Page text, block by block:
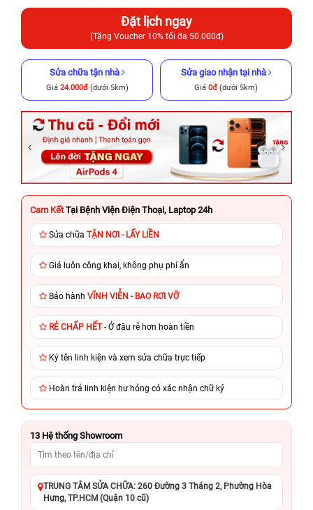
Đặt lịch ngay
(Tặng Voucher 10% tối đa 50.000đ)
Sửa chữa tận nhà
Giá 24.000đ(dưới 5km)
Sửa giao nhận tại nhà
Giá 0đ (dưới 5km)
Cam Kết Tại Bệnh Viện Điện Thoại, Laptop 24h
Sửa chữa TẬN NƠI - LẤY LIỀN
Giá luôn công khai, không phụ phí ẩn
Bảo hành VĨNH VIỄN - BAO RƠI VỠ
RẺ CHẤP HẾT- Ở đâu rẻ hơn hoàn tiền
Ký tên linh kiện và xem sửa chữa trực tiếp
Hoàn trả linh kiện hư hỏng có xác nhận chữ ký
13 Hệ thống Showroom
TRUNG TÂM SỬA CHỮA: 260 Đường 3 Tháng 2, Phường Hòa
Hưng, TP.HCM (Quận 10 cũ)